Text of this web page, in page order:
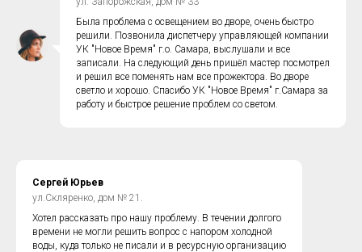
Была проблема с освещением во дворе, очень быстро
решили. Позвонила диспетчеру управляющей компании
УК "Новое Время" г.о. Самара, выслушали и все
записали. На следующий день пришёл мастер посмотрел
и решил все поменять нам все прожектора. Во дворе
светло и хорошо. Спасибо УК "Новое Время" г.Самара за
работу и быстрое решение проблем со светом.
Сергей Юрьев
ул.Скляренко, дом № 21.
Хотел рассказать про нашу проблему. В течении долгого
времени не могли решить вопрос с напором холодной
воды, куда только не писали и в ресурсную организацию